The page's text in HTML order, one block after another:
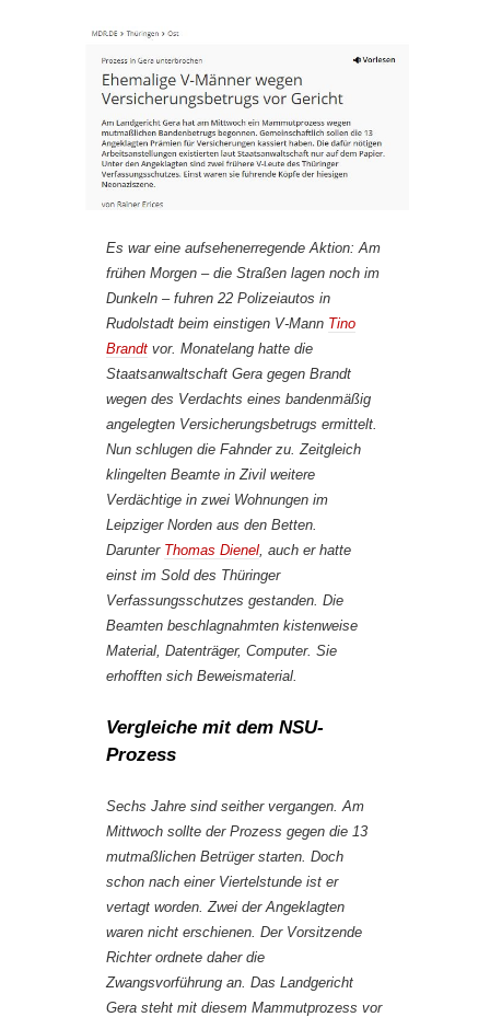
Es war eine aufsehenerregende Aktion: Am
frühen Morgen – die Straßen lagen noch im
Dunkeln – fuhren 22 Polizeiautos in
Rudolstadt beim einstigen V-Mann Tino
Brandt vor. Monatelang hatte die
Staatsanwaltschaft Gera gegen Brandt
wegen des Verdachts eines bandenmäßig
angelegten Versicherungsbetrugs ermittelt.
Nun schlugen die Fahnder zu. Zeitgleich
klingelten Beamte in Zivil weitere
Verdächtige in zwei Wohnungen im
Leipziger Norden aus den Betten.
Darunter Thomas Dienel , auch er hatte
einst im Sold des Thüringer
Verfassungsschutzes gestanden. Die
Beamten beschlagnahmten kistenweise
Material, Datenträger, Computer. Sie
erhofften sich Beweismaterial.
Vergleiche mit dem NSU-
Prozess
Sechs Jahre sind seither vergangen. Am
Mittwoch sollte der Prozess gegen die 13
mutmaßlichen Betrüger starten. Doch
schon nach einer Viertelstunde ist er
vertagt worden. Zwei der Angeklagten
waren nicht erschienen. Der Vorsitzende
Richter ordnete daher die
Zwangsvorführung an. Das Landgericht
Gera steht mit diesem Mammutprozess vor